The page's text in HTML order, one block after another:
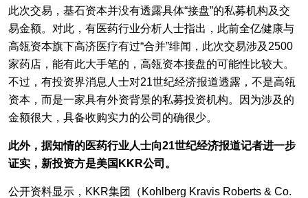
此次交易，基石资本并没有透露具体“接盘”的私募机构及交
易金额。对此，有医药行业分析人士指出，此前全亿健康与
高瓴资本旗下高济医疗有过“合并”绯闻，此次交易涉及2500
家药店，能有此大手笔的，高瓴资本接盘的可能性比较大。
不过，有投资界消息人士对21世纪经济报道透露，不是高瓴
资本，而是一家具有外资背景的私募投资机构。因为涉及的
金额很大，具备收购实力的公司的确很少。
此外，据知情的医药行业人士向21世纪经济报道记者进一步
证实，新投资方是美国KKR公司。
公开资料显示，KKR集团（Kohlberg Kravis Roberts & Co.